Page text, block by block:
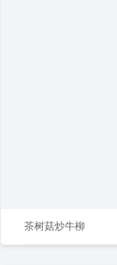
茶树菇炒牛柳